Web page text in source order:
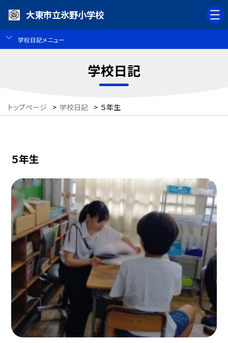
大東市立氷野小学校
学校日記メニュー
学校日記
トップページ > 学校日記 > ５年生
５年生